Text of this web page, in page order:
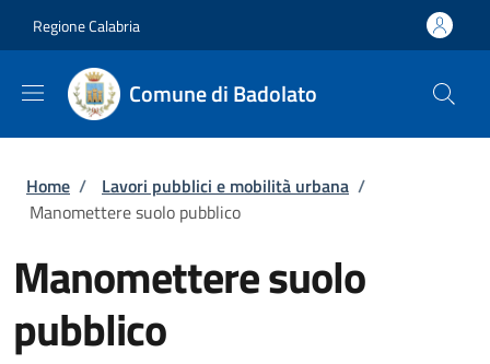
Regione Calabria
Comune di Badolato
Briciole di pane
Home / Lavori pubblici e mobilità urbana /
Manomettere suolo pubblico
Manomettere suolo
pubblico